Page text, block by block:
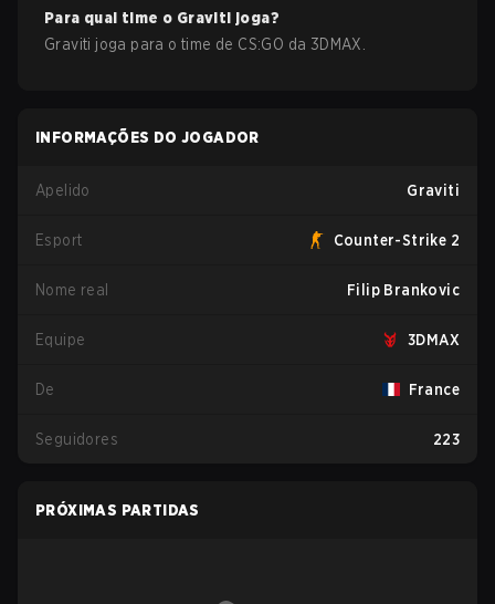
Para qual time o Graviti joga?
Graviti joga para o time de CS:GO da 3DMAX
INFORMAÇÕES DO JOGADOR
Apelido Graviti
Esport Counter-Strike 2
Nome real Filip Brankovic
Equipe 3DMAX
De France
Seguidores 223
PRÓXIMAS PARTIDAS